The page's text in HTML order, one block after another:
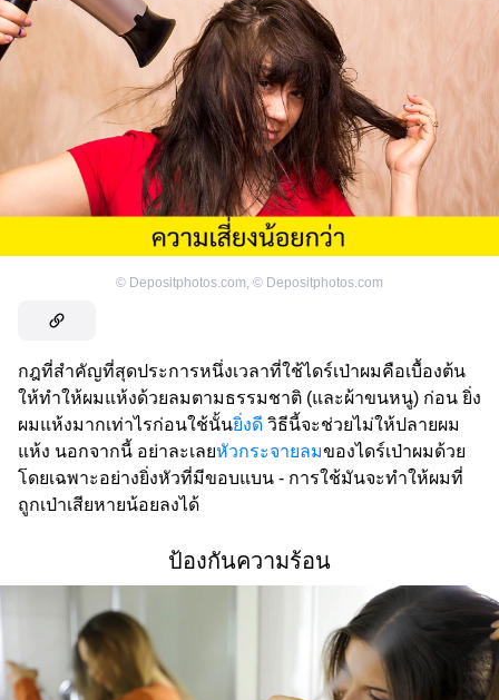
© Depositphotos.com, © Depositphotos.com
กฎที่สำคัญที่สุดประการหนึ่งเวลาที่ใช้ไดร์เป่าผมคือเบื้องต้น
ให้ทำให้ผมแห้งด้วยลมตามธรรมชาติ (และผ้าขนหนู) ก่อน ยิ่ง
ผมแห้งมากเท่าไรก่อนใช้นั้นยิ่งดี วิธีนี้จะช่วยไม่ให้ปลายผม
แห้ง นอกจากนี้ อย่าละเลยหัวกระจายลมของไดร์เป่าผมด้วย
โดยเฉพาะอย่างยิ่งหัวที่มีขอบแบน - การใช้มันจะทำให้ผมที่
ถูกเป่าเสียหายน้อยลงได้
ป้องกันความร้อน